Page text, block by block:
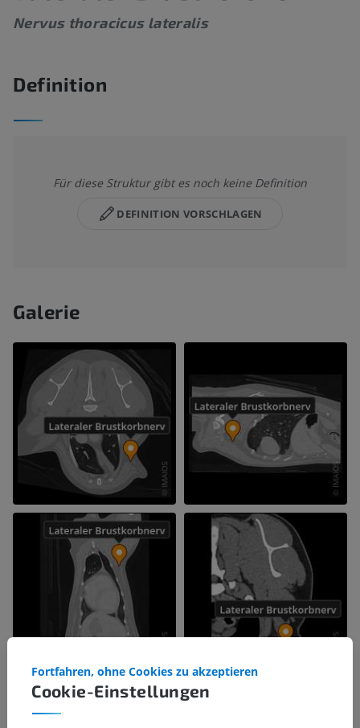
Nervus thoracicus lateralis
Definition
Für diese Struktur gibt es noch keine Definition
DEFINITION VORSCHLAGEN
Galerie
Cookie-Einstellungen
Fortfahren, ohne Cookies zu akzeptieren